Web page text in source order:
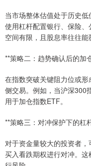
当市场整体估值处于历史
使用杠杆配置银行、保险
空间有限，且股息率往往能
**策略二：趋势确认后的加
在指数突破关键阻力位或
侧交易。例如，当沪深300
用于加仓指数ETF。
**策略三：对冲保护下的杠
对于资金量较大的投资者
买入看跌期权进行对冲。